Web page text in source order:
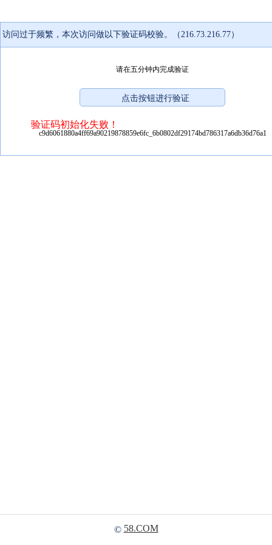
访问过于频繁，本次访问做以下验证码校验。（216.73.216.77）
请在五分钟内完成验证
验证码初始化失败！
c9d6061880a4ff69a90219878859e6fc_6b0802df29174bd786317a6db36d76a1
© 58.COM